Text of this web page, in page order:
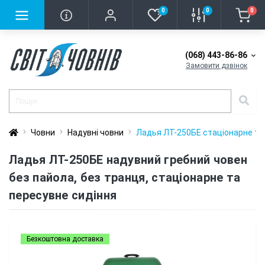
0 0 0
(068) 443-86-86
Замовити дзвінок
Човни Надувні човни Ладья ЛТ-250БЕ стаціонарне та
Ладья ЛТ-250БЕ надувний гребний човен
без пайола, без транця, стаціонарне та
пересувне сидіння
Безкоштовна доставка